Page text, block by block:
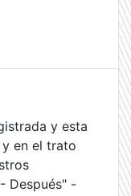
y esta
en el trato
Después" -